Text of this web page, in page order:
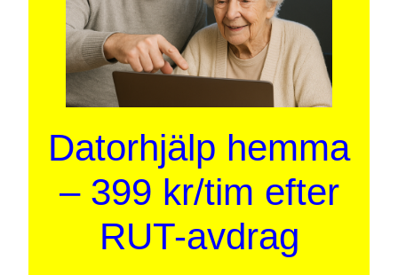
Datorhjälp hemma
– 399 kr/tim efter
RUT-avdrag